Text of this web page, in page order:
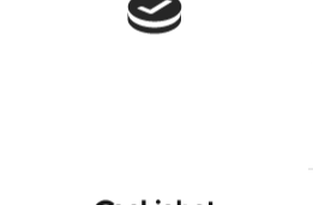
Tutti i prodotti esposti su questo
(testi, immagini, foto, disegni,
portare a conoscenza dei clienti o